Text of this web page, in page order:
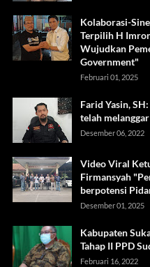
Kolaborasi-
Terpilih H
Wujudkan
Government"
Februari 01, 2025
Farid Yasin,
telah
Desember 06, 2022
Video Viral
Firmansyah
berpotensi
Desember 01, 2025
Kabupaten
Tahap II PPD
Februari 16, 2022